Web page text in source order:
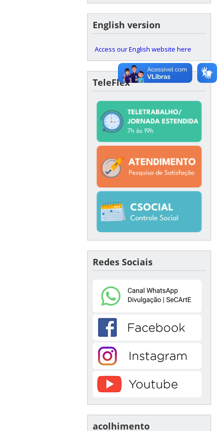
English version
Access our English website here
TeleFlex
Redes Sociais
acolhimento